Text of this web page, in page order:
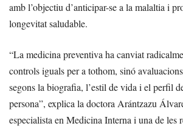
amb l’objectiu d’anticipar-se a la malaltia i
longevitat saludable.
“La medicina preventiva ha canviat
controls iguals per a tothom, sinó
segons la biografia, l’estil de vida i el perfil
persona”, explica la doctora Arántzazu
especialista en Medicina Interna i una de les